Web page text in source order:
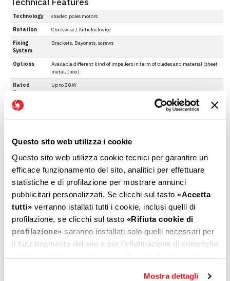
Questo sito web utilizza i cookie
Questo sito web utilizza cookie tecnici per garantire un
efficace funzionamento del sito, analitici per effettuare
statistiche e di profilazione per mostrare annunci
pubblicitari personalizzati. Se clicchi sul tasto «Accetta
tutti» verranno istallati tutti i cookie, inclusi quelli di
profilazione, se clicchi sul tasto «Rifiuta cookie di
profilazione» saranno installati solo quelli necessari per
il funzionamento del sito e per l’effettuazione di statistiche
Mostra dettagli
Technology
shaded poles motors
Rotation
Clockwise / Anticlockwise
Fixing
System
Brackets, Bayonets, screws
Options
Available different kind of impellers in term of blades and material (sheet
metal, Inox)
Rated
Power
Up to 80 W
Rated
Rated
Speed
Overall dimensions (mm)